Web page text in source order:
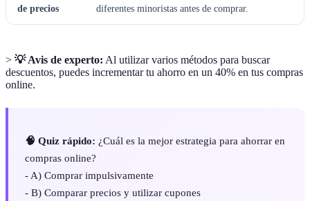
de precios
diferentes minoristas antes de comprar.
> 💡 Avis de experto: Al utilizar varios métodos para buscar
descuentos, puedes incrementar tu ahorro en un 40% en tus compras
online.
🧠 Quiz rápido: ¿Cuál es la mejor estrategia para ahorrar en
compras online?
- A) Comprar impulsivamente
- B) Comparar precios y utilizar cupones